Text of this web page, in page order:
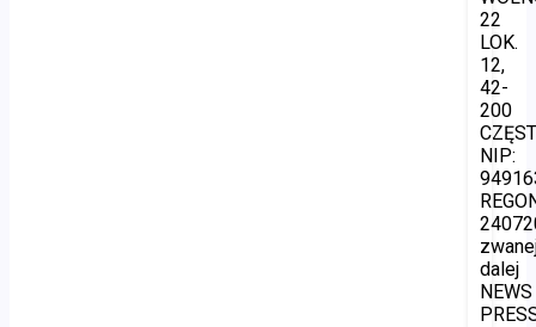
22
LOK.
12,
42-
200
NIP:
dalej
NEWS